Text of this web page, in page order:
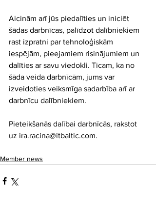
Aicinām arī jūs piedalīties un iniciēt
šādas darbnīcas, palīdzot dalībniekiem
rast izpratni par tehnoloģiskām
iespējām, pieejamiem risinājumiem un
dalīties ar savu viedokli. Ticam, ka no
šāda veida darbnīcām, jums var
izveidoties veiksmīga sadarbība arī ar
darbnīcu dalībniekiem.
Pieteikšanās dalībai darbnīcās, rakstot
uz ira.racina@itbaltic.com.
Member news